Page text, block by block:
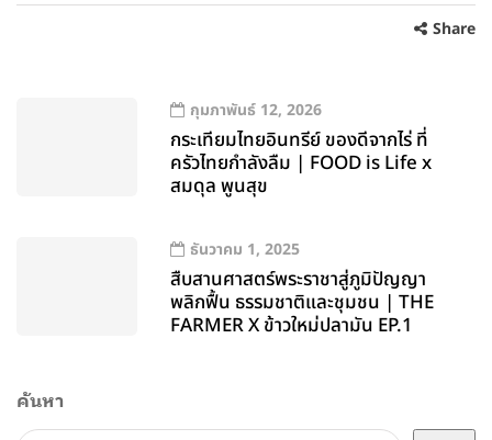
Share
กุมภาพันธ์ 12, 2026
กระเทียมไทยอินทรีย์ ของดีจากไร่ ที่
ครัวไทยกำลังลืม | FOOD is Life x
สมดุล พูนสุข
ธันวาคม 1, 2025
สืบสานศาสตร์พระราชาสู่ภูมิปัญญา
พลิกฟื้น ธรรมชาติและชุมชน | THE
FARMER X ข้าวใหม่ปลามัน EP.1
ค้นหา